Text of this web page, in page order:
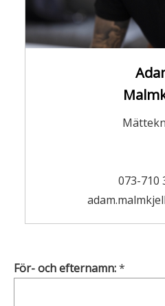
073-710
För- och efternamn:*